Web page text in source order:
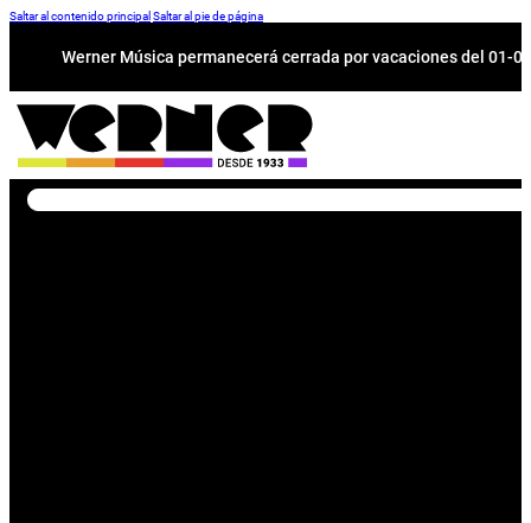
Saltar al contenido principal Saltar al pie de página
Werner Música permanecerá cerrada por vacaciones del 01-
Buscar